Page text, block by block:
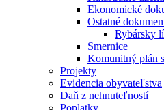
Ekonomické
Ostatné
Rybársky
Smernice
Komunitný plán
Projekty
Evidencia obyvateľstva
Daň z nehnuteľností
Poplatky